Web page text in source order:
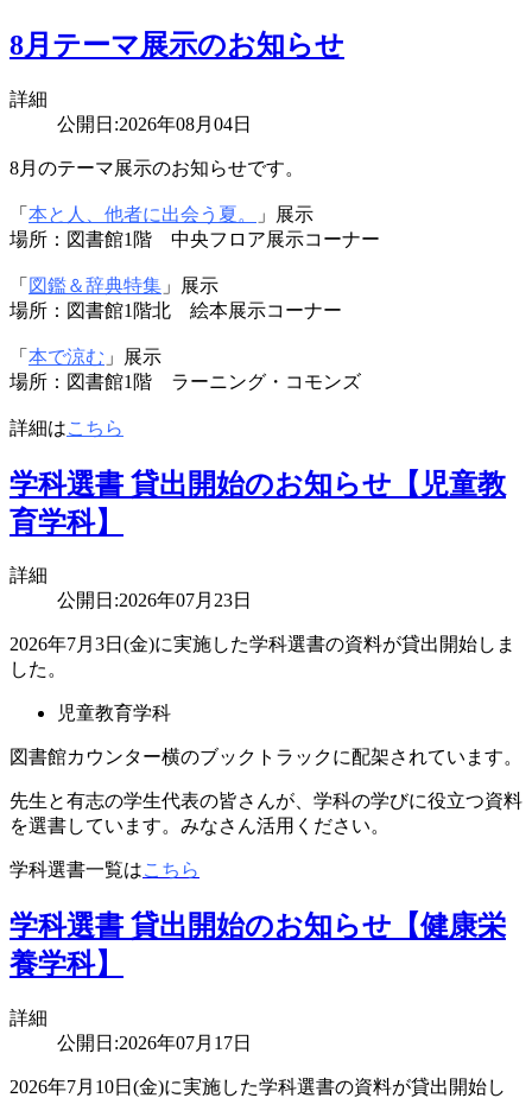
8月テーマ展示のお知らせ
詳細
公開日:2026年08月04日
8月のテーマ展示のお知らせです。
「 本と人、他者に出会う夏。
」展示
場所：図書館1階 中央フロア展示コーナー
「 図鑑＆辞典特集 」展示
場所：図書館1階北 絵本展示コーナー
「 本で涼む 」展示
場所：図書館1階 ラーニング・コモンズ
詳細はこちら
学科選書 貸出開始のお知らせ【児童教
育学科】
詳細
公開日:2026年07月23日
2026年7月3日(金)に実施した学科選書の資料が貸出開始しま
した。
児童教育学科
図書館カウンター横のブックトラックに配架されています。
先生と有志の学生代表の皆さんが、学科の学びに役立つ資料
を選書しています。みなさん活用ください。
学科選書一覧はこちら
学科選書 貸出開始のお知らせ【健康栄
養学科】
詳細
公開日:2026年07月17日
2026年7月10日(金)に実施した学科選書の資料が貸出開始し